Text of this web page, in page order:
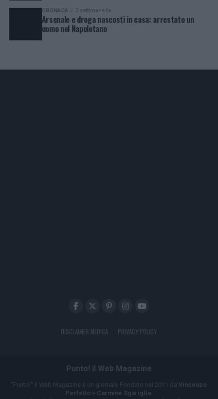
CRONACA 3 settimane fa
Arsenale e droga nascosti in casa: arrestato un
uomo nel Napoletano
DISCLAIMER MEDICA PRIVACY POLICY
Punto! il Web Magazine
"Punto!" il Web Magazine è un giornale Fondato nel 2011 da Vincenzo
Perfetto e Carmine Sgariglia